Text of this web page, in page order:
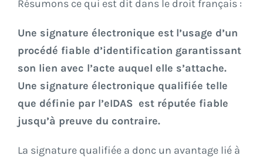
Résumons ce qui est dit dans le droit français :
Une signature électronique est l’usage d’un
procédé fiable d’identification garantissant
son lien avec l’acte auquel elle s’attache.
Une signature électronique qualifiée telle
que définie par l’eIDAS est réputée fiable
jusqu’à preuve du contraire.
La signature qualifiée a donc un avantage lié à